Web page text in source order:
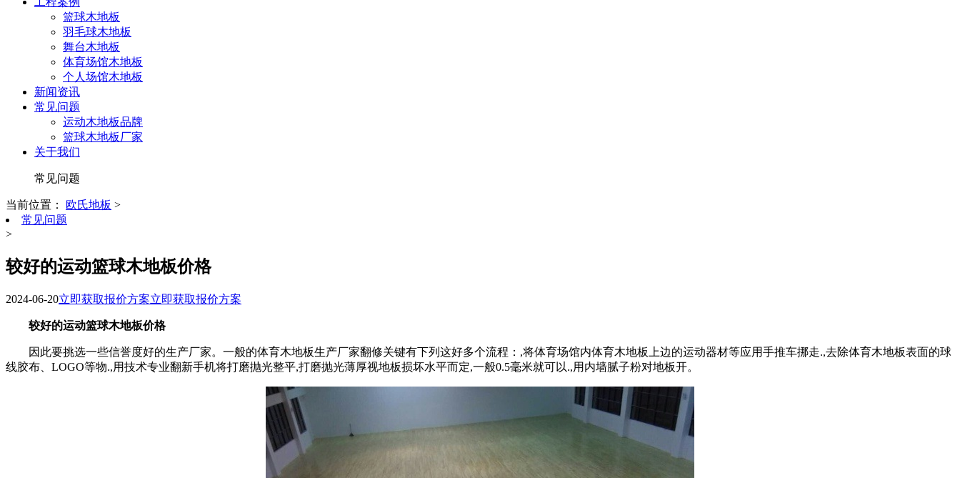
篮球木地板
羽毛球木地板
舞台木地板
体育场馆木地板
个人场馆木地板
新闻资讯
常见问题
运动木地板品牌
篮球木地板厂家
关于我们
常见问题
当前位置： 欧氏地板 >
常见问题
>
较好的运动篮球木地板价格
2024-06-20立即获取报价方案立即获取报价方案
较好的运动篮球木地板价格
因此要挑选一些信誉度好的生产厂家。一般的体育木地板生产厂家翻修关键有下列这好多个流程：,将体育场馆内体育木地板上边的运动器材等应用手推车挪走.,去除体育木地板表面的球
线胶布、LOGO等物.,用技术专业翻新手机将打磨抛光整平,打磨抛光薄厚视地板损坏水平而定,一般0.5毫米就可以.,用内墙腻子粉对地板开。